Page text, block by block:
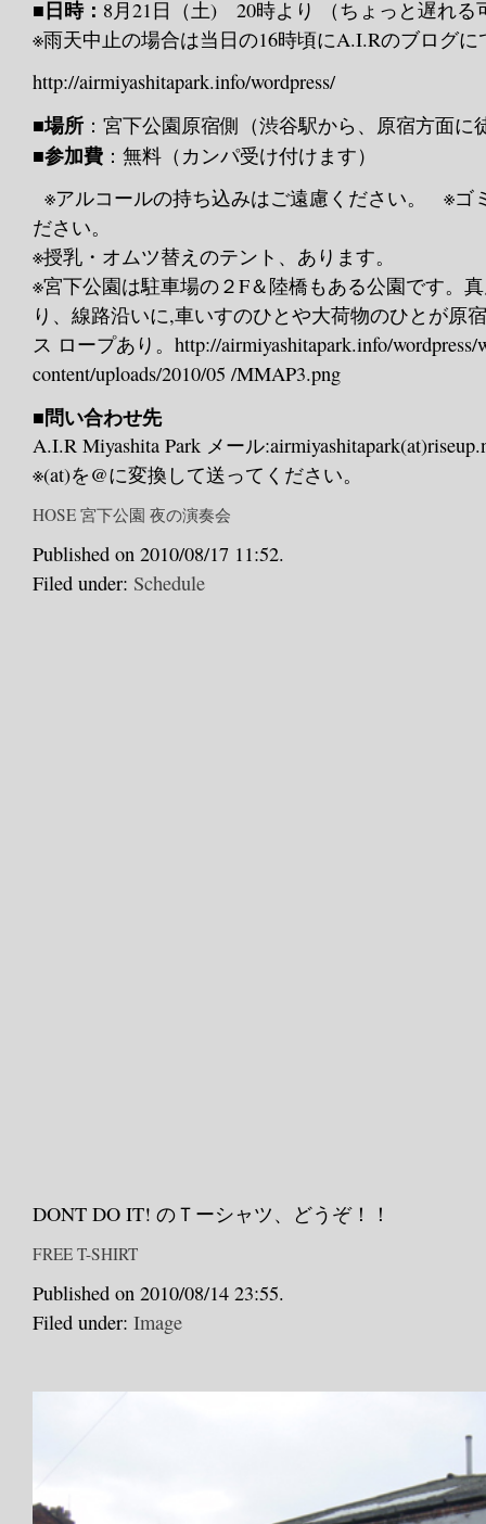
■日時： 8月21日（土) 20時より （ちょっと遅れる
※雨天中止の場合は当日の16時頃にA.I.Rのブログ
http://airmiyashitapark.info/wordpress/
■場所 ：宮下公園原宿側（渋谷駅から、原宿方面に
■参加費 ：無料（カンパ受け付けます）
※アルコールの持ち込みはご遠慮ください。 ※ゴ
ださい。
※授乳・オムツ替えのテント、あります。
※宮下公園は駐車場の２F＆陸橋もある公園です。
り、線路沿いに,車いすのひとや大荷物のひとが原
ス ロープあり。http://airmiyashitapark.info/wordpress/
content/uploads/2010/05 /MMAP3.png
■問い合わせ先
A.I.R Miyashita Park メール
※(at)を@に変換して送ってください。
HOSE 宮下公園 夜の演奏会
Published on 2010/08/17 11:52.
Filed under: Schedule
DONT DO IT! のＴーシャツ、どうぞ！！
FREE T-SHIRT
Published on 2010/08/14 23:55.
Filed under: Image